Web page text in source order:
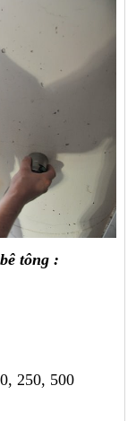
tông :
250, 500